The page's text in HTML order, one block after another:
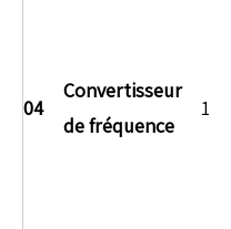
04
Convertisseur
de fréquence
1